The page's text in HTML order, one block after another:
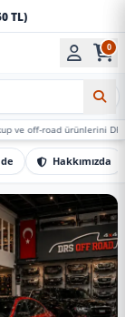
ve tuning
0
ürünlerini DRS
Hakkımızda